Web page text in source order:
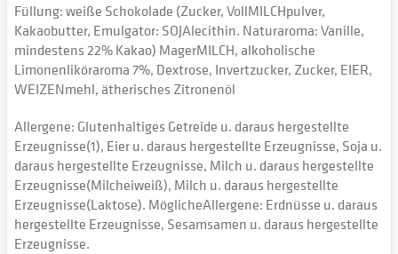
Füllung: weiße Schokolade (Zucker, VollMILCHpulver,
Kakaobutter, Emulgator: SOJAlecithin. Naturaroma: Vanille,
mindestens 22% Kakao) MagerMILCH, alkoholische
Limonenliköraroma 7%, Dextrose, Invertzucker, Zucker, EIER,
WEIZENmehl, ätherisches Zitronenöl
Allergene: Glutenhaltiges Getreide u. daraus hergestellte
Erzeugnisse(1), Eier u. daraus hergestellte Erzeugnisse, Soja u.
daraus hergestellte Erzeugnisse, Milch u. daraus hergestellte
Erzeugnisse(Milcheiweiß), Milch u. daraus hergestellte
Erzeugnisse(Laktose). MöglicheAllergene: Erdnüsse u. daraus
hergestellte Erzeugnisse, Sesamsamen u. daraus hergestellte
Erzeugnisse.